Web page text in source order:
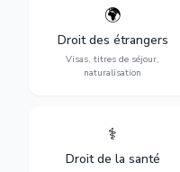
🌍
Droit des étrangers
Visas, titres de séjour,
naturalisation
Obtention de vos droits de
séjour : visas, cartes de
séjour, regroupement
familial et naturalisation.
⚕️
Droit de la santé
Défense de vos droits
médicales, responsabilité